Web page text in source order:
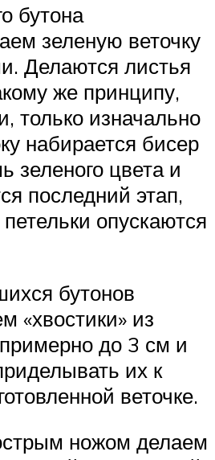
бутона
зеленую веточку
Делаются листья
же принципу,
только изначально
набирается бисер
зеленого цвета и
последний этап,
опускаются
бутонов
«хвостики» из
до 3 см и
их к
веточке.
ножом делаем